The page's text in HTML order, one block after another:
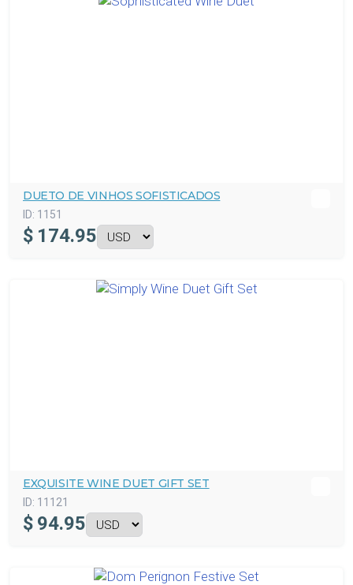
DUETO DE VINHOS SOFISTICADOS
ID: 1151
$ 174.95
EXQUISITE WINE DUET GIFT SET
ID: 11121
$ 94.95